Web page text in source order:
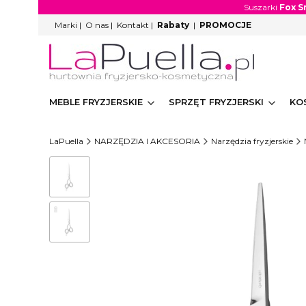
Suszarki Fox
Marki | O nas | Kontakt | Rabaty | PROMOCJE
MEBLE FRYZJERSKIE SPRZĘT FRYZJERSKI
LaPuella NARZĘDZIA I AKCESORIA Narzędzia fryzjerskie